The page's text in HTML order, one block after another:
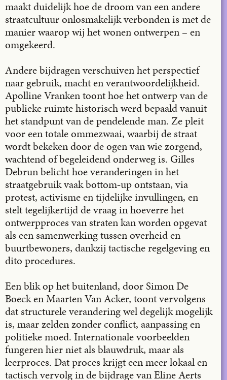
maakt duidelijk hoe de droom van een andere
straatcultuur onlosmakelijk verbonden is met de
manier waarop wij het wonen ontwerpen – en
omgekeerd.
Andere bijdragen verschuiven het perspectief
naar gebruik, macht en verantwoordelijkheid.
Apolline Vranken toont hoe het ontwerp van de
publieke ruimte historisch werd bepaald vanuit
het standpunt van de pendelende man. Ze pleit
voor een totale ommezwaai, waarbij de straat
wordt bekeken door de ogen van wie zorgend,
wachtend of begeleidend onderweg is. Gilles
Debrun belicht hoe veranderingen in het
straatgebruik vaak bottom‑up ontstaan, via
protest, activisme en tijdelijke invullingen, en
stelt tegelijkertijd de vraag in hoeverre het
ontwerpproces van straten kan worden opgevat
als een samenwerking tussen overheid en
buurtbewoners, dankzij tactische regelgeving en
dito procedures.
Een blik op het buitenland, door Simon De
Boeck en Maarten Van Acker, toont vervolgens
dat structurele verandering wel degelijk mogelijk
is, maar zelden zonder conflict, aanpassing en
politieke moed. Internationale voorbeelden
fungeren hier niet als blauwdruk, maar als
leerproces. Dat proces krijgt een meer lokaal en
tactisch vervolg in de bijdrage van Eline Aerts